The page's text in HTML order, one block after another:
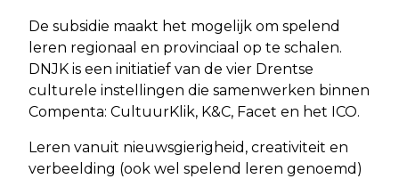
De subsidie maakt het mogelijk om spelend
leren regionaal en provinciaal op te schalen.
DNJK is een initiatief van de vier Drentse
culturele instellingen die samenwerken binnen
Compenta: CultuurKlik, K&C, Facet en het ICO.
Leren vanuit nieuwsgierigheid, creativiteit en
verbeelding (ook wel spelend leren genoemd)